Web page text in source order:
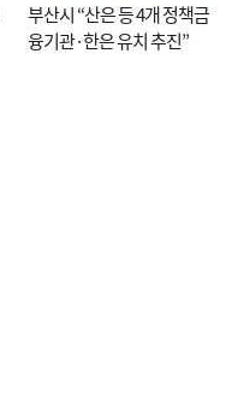
부산시 “산은 등 4개 정책금
융기관·한은 유치 추진”